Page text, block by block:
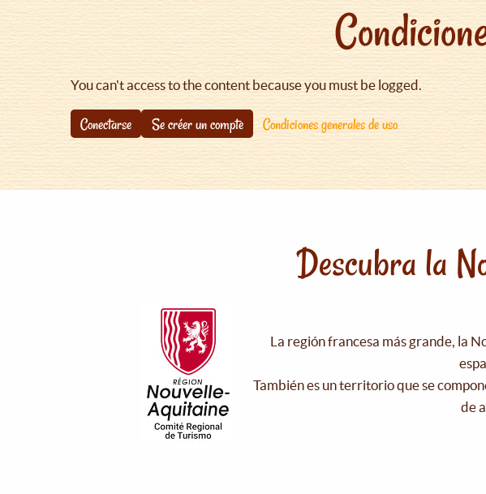
ayuda
la
navegación
You can't access to the content because you must be logged.
Conectarse Se créer un compte Condiciones generales de uso
Descubra la
La región francesa más grande, la
También es un territorio que se
de